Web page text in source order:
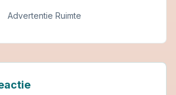
Advertentie Ruimte